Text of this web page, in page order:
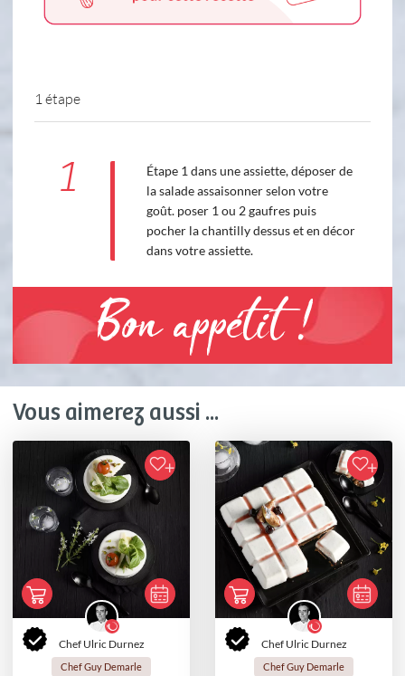
1 étape
1
Étape 1 dans une assiette, déposer de
la salade assaisonner selon votre
goût. poser 1 ou 2 gaufres puis
pocher la chantilly dessus et en décor
dans votre assiette.
Bon appétit !
Vous aimerez aussi ...
Chef Ulric Durnez
Chef Guy Demarle
Chef Ulric Durnez
Chef Guy Demarle